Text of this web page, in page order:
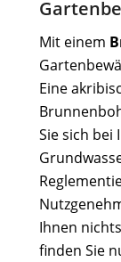
Mit einem
Eine
Sie sich bei
Ihnen
finden Sie